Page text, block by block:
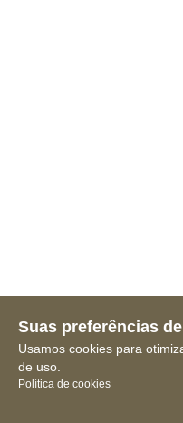
Suas preferências
Usamos cookies para
de uso.
Política de cookies